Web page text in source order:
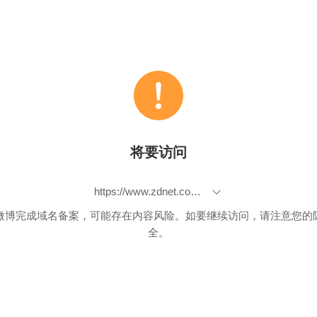
将要访问
https://www.zdnet.com/article/swiss-government-invites-hackers-to-pen-test-its-e-voting-system/
博完成域名备案，可能存在内容风险。如要继续访问，请注意您的
全。